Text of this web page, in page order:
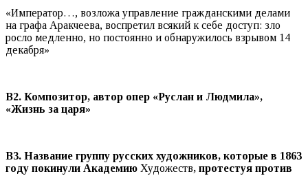
«Император…, возложа управление гражданскими делами
на графа Аракчеева, воспретил всякий к себе доступ: зло
росло медленно, но постоянно и обнаружилось взрывом 14
декабря»
В2. Композитор, автор опер «Руслан и Людмила»,
«Жизнь за царя»
В3. Название группу русских художников, которые в 1863
году покинули Академию Художеств, протестуя против